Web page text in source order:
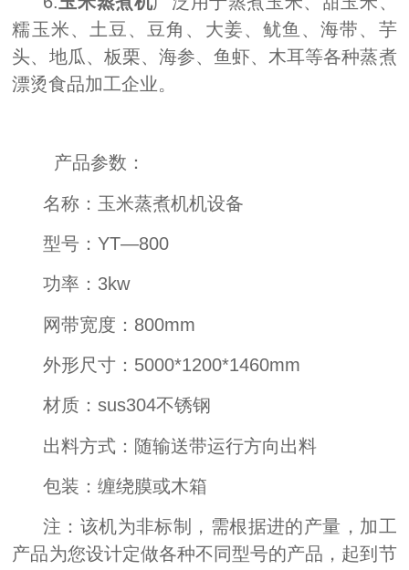
糯玉米、土豆、豆角、大姜、鱿鱼、海带、芋
头、地瓜、板栗、海参、鱼虾、木耳等各种蒸煮
漂烫食品加工企业。
产品参数：
名称：玉米蒸煮机机设备
型号：YT—800
功率：3kw
网带宽度：800mm
外形尺寸：5000*1200*1460mm
材质：sus304不锈钢
出料方式：随输送带运行方向出料
包装：缠绕膜或木箱
注：该机为非标制，需根据进的产量，加工
产品为您设计定做各种不同型号的产品，起到节